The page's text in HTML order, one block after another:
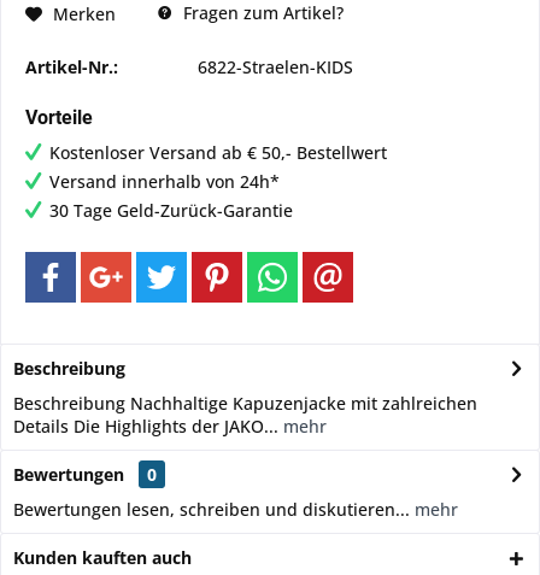
Merken Fragen zum Artikel?
Artikel-Nr.: 6822-Straelen-KIDS
Vorteile
Kostenloser Versand ab € 50,- Bestellwert
Versand innerhalb von 24h*
30 Tage Geld-Zurück-Garantie
Beschreibung
Beschreibung Nachhaltige Kapuzenjacke mit zahlreichen
Details Die Highlights der JAKO... mehr
Bewertungen
0
Bewertungen lesen, schreiben und diskutieren... mehr
Kunden kauften auch